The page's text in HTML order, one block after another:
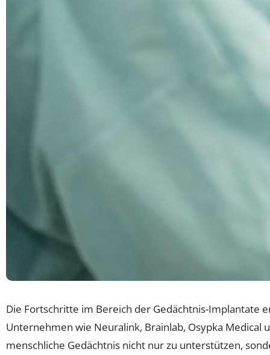
Die Fortschritte im Bereich der Gedächtnis-Implantate
Unternehmen wie Neuralink, Brainlab, Osypka Medical
menschliche Gedächtnis nicht nur zu unterstützen,